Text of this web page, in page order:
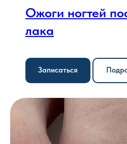
Ожоги ногтей
лака
Записаться